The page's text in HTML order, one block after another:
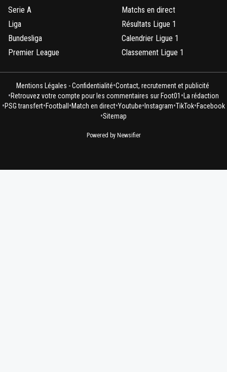
Serie A
Liga
Bundesliga
Premier League
Matchs en direct
Résultats Ligue 1
Calendrier Ligue 1
Classement Ligue 1
Mentions Légales - Confidentialité•Contact, recrutement et publicité
•Retrouvez votre compte pour les commentaires sur Foot01 • La rédaction
•PSG transfert•Football •Match en direct•Youtube• Instagram•TikTok•Facebook
•Sitemap
Powered by Newsifier